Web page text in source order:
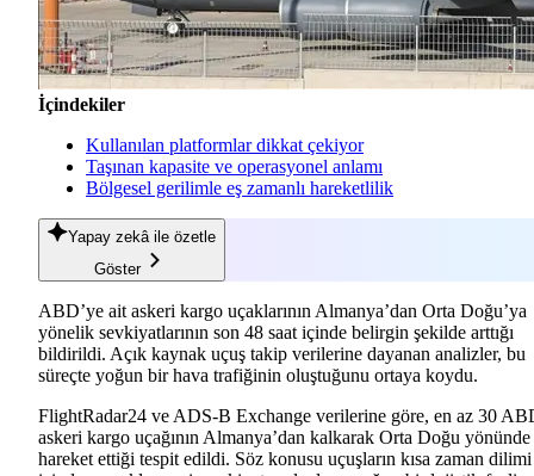
İçindekiler
Kullanılan platformlar dikkat çekiyor
Taşınan kapasite ve operasyonel anlamı
Bölgesel gerilimle eş zamanlı hareketlilik
Yapay zekâ ile özetle
Göster
ABD’ye ait askeri kargo uçaklarının Almanya’dan Orta Doğu’ya
yönelik sevkiyatlarının son 48 saat içinde belirgin şekilde arttığı
bildirildi. Açık kaynak uçuş takip verilerine dayanan analizler, bu
süreçte yoğun bir hava trafiğinin oluştuğunu ortaya koydu.
FlightRadar24 ve ADS-B Exchange verilerine göre, en az 30
askeri kargo uçağının Almanya’dan kalkarak Orta Doğu yönünde
hareket ettiği tespit edildi. Söz konusu uçuşların kısa zaman dilimi